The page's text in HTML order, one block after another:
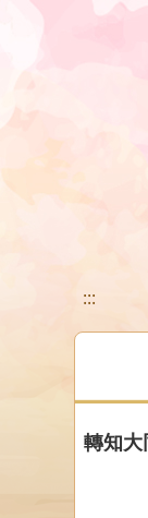
:::
轉知